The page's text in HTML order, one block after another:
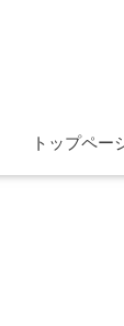
トップペー